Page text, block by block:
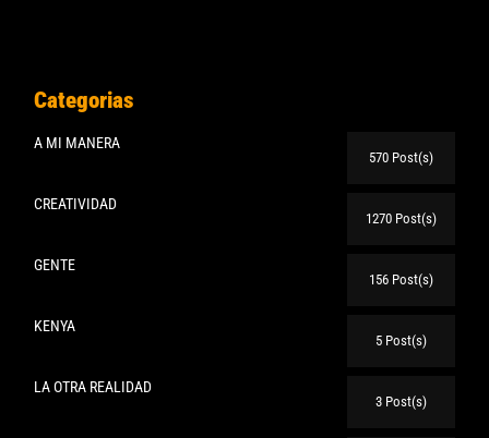
Categorias
A MI MANERA
570 Post(s)
CREATIVIDAD
1270 Post(s)
GENTE
156 Post(s)
KENYA
5 Post(s)
LA OTRA REALIDAD
3 Post(s)